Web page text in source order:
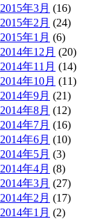
2015年3月 (16)
2015年2月 (24)
2015年1月 (6)
2014年12月 (20)
2014年11月 (14)
2014年10月 (11)
2014年9月 (21)
2014年8月 (12)
2014年7月 (16)
2014年6月 (10)
2014年5月 (3)
2014年4月 (8)
2014年3月 (27)
2014年2月 (17)
2014年1月 (2)